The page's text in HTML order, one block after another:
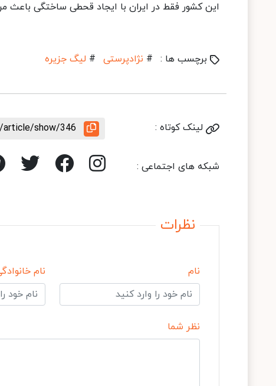
این کشور فقط در ایران با ایجاد قحطی ساختگی باعث مرگ ۹ تا ۱۱ میلیون نفر از هموطنانمان
برچسب ها : # نژادپرستی # لیگ جزیره
لینک کوتاه : show/346
شبکه های اجتماعی :
نظرات
نام نام
نظر شما